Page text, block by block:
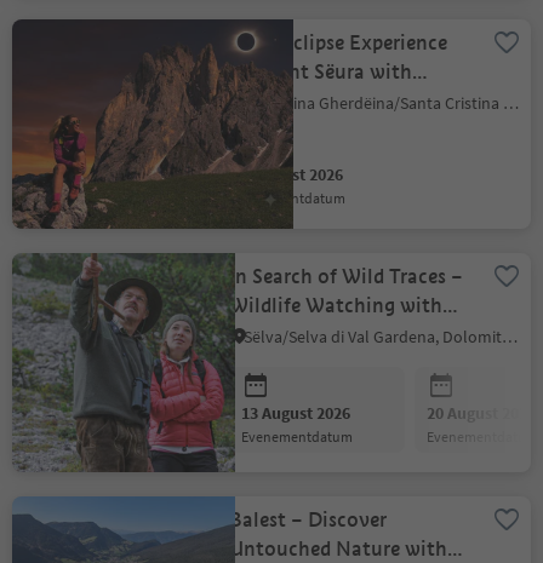
Solar Eclipse Experience
on Mont Sëura with
Aperitif
S.Crestina Gherdëina/Santa Cristina Val Gardana, Dolomites Region Val Gardena
12 August 2026
evenementdatum
In Search of Wild Traces –
Wildlife Watching with
Roman
Sëlva/Selva di Val Gardena, Dolomites Region Val Gardena
13 August 2026
evenementdatum
20 August 2026
evenementdatum
Balest – Discover
Untouched Nature with